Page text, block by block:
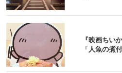
『映画ちい
「人魚の煮